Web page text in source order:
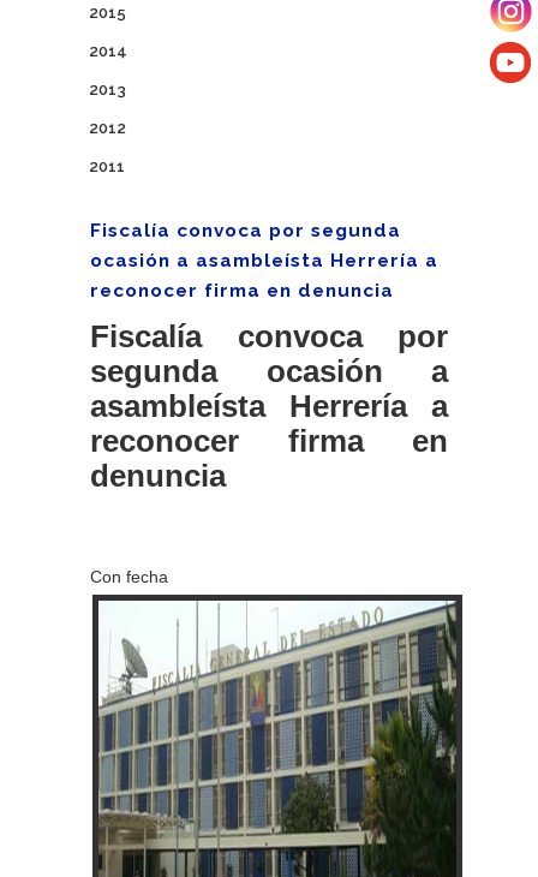
2015
2014
2013
2012
2011
Fiscalía convoca por segunda
ocasión a asambleísta Herrería a
reconocer firma en denuncia
Fiscalía convoca por
segunda ocasión a
asambleísta Herrería a
reconocer firma en
denuncia
Con fecha